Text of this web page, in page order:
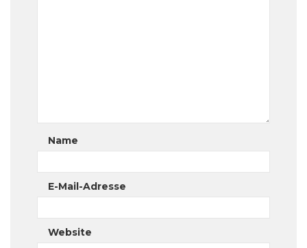
Name
E-Mail-Adresse
Website